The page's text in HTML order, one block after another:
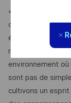
« Rejoindre notre
développement
équiperont les
relevons des défis
environnement où
sont pas de
cultivons un esprit